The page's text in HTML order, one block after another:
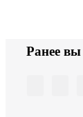
Ранее